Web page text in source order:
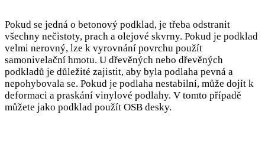
Pokud se jedná o betonový podklad, je třeba odstranit
všechny nečistoty, prach a olejové skvrny. Pokud je podklad
velmi nerovný, lze k vyrovnání povrchu použít
samonivelační hmotu. U dřevěných nebo dřevěných
podkladů je důležité zajistit, aby byla podlaha pevná a
nepohybovala se. Pokud je podlaha nestabilní, může dojít k
deformaci a praskání vinylové podlahy. V tomto případě
můžete jako podklad použít OSB desky.